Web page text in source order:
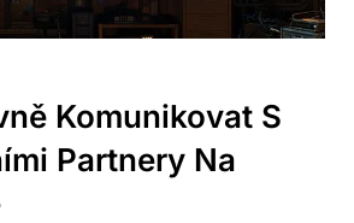
Komunikovat S
Partnery Na